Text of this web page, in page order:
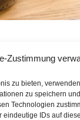
Zustimmung
zu bieten,
zu speichern
Technologien
eindeutige IDs auf